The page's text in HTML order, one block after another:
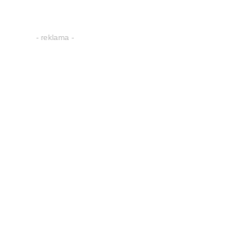
- reklama -